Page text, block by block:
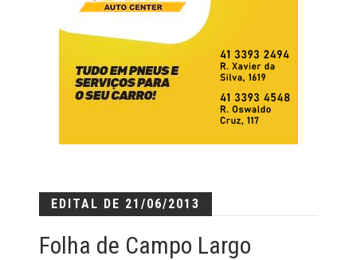
EDITAL DE 21/06/2013
Folha de Campo Largo